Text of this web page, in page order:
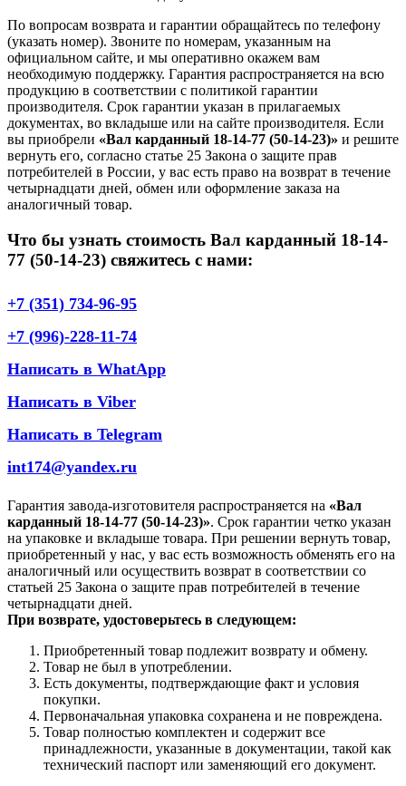
По вопросам возврата и гарантии обращайтесь по телефону
(указать номер). Звоните по номерам, указанным на
официальном сайте, и мы оперативно окажем вам
необходимую поддержку. Гарантия распространяется на всю
продукцию в соответствии с политикой гарантии
производителя. Срок гарантии указан в прилагаемых
документах, во вкладыше или на сайте производителя. Если
вы приобрели «Вал карданный 18-14-77 (50-14-23)» и решите
вернуть его, согласно статье 25 Закона о защите прав
потребителей в России, у вас есть право на возврат в течение
четырнадцати дней, обмен или оформление заказа на
аналогичный товар.
Что бы узнать стоимость Вал карданный 18-14-
77 (50-14-23) свяжитесь с нами:
+7 (351) 734-96-95
+7 (996)-228-11-74
Написать в WhatApp
Написать в Viber
Написать в Telegram
int174@yandex.ru
Гарантия завода-изготовителя распространяется на «Вал
карданный 18-14-77 (50-14-23)». Срок гарантии четко указан
на упаковке и вкладыше товара. При решении вернуть товар,
приобретенный у нас, у вас есть возможность обменять его на
аналогичный или осуществить возврат в соответствии со
статьей 25 Закона о защите прав потребителей в течение
четырнадцати дней.
При возврате, удостоверьтесь в следующем:
Приобретенный товар подлежит возврату и обмену.
Товар не был в употреблении.
Есть документы, подтверждающие факт и условия
покупки.
Первоначальная упаковка сохранена и не повреждена.
Товар полностью комплектен и содержит все
принадлежности, указанные в документации, такой как
технический паспорт или заменяющий его документ.